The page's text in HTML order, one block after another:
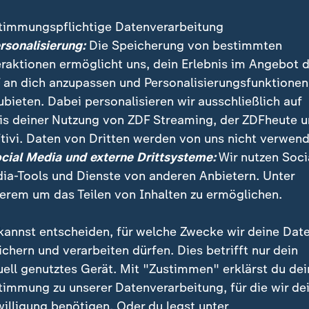
Merkel:
Bundesregierung
Christian Lindner:
"Antworten auf
Alltagsprobleme"
Datenverarbeitung
Die Speicherung von bestimmten
ermöglicht uns, dein Erlebnis im Angebot
an dich anzupassen und Personalisierungsfunktionen
Dabei personalisieren wir ausschließlich auf
deiner Nutzung von ZDF Streaming, der ZDFheute
Daten von Dritten werden von uns nicht
Media und externe Drittsysteme:Wir nutzen
Tools und Dienste von anderen Anbietern. Unter
um das Teilen von Inhalten zu ermöglichen.
entscheiden, für welche Zwecke wir deine
und verarbeiten dürfen. Dies betrifft nur dein
genutztes Gerät. Mit "Zustimmen" erklärst du
zu unserer Datenverarbeitung, für die wir